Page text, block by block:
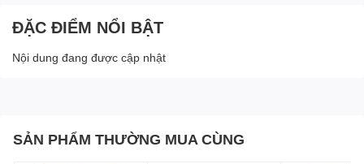
ĐẶC ĐIỂM NỔI BẬT
Nội dung đang được cập nhật
SẢN PHẨM THƯỜNG MUA CÙNG